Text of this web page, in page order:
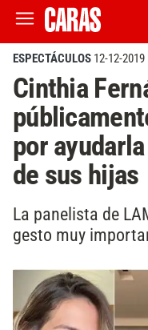
ESPECTÁCULOS 12-12-2019
Cinthia
por
de sus hijas
La panelista de
gesto muy